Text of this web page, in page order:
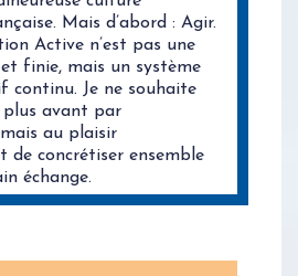
Mais d’abord : Agir.
Active n’est pas une
finie, mais un système
continu. Je ne souhaite
plus avant par
au plaisir
de concrétiser ensemble
échange.